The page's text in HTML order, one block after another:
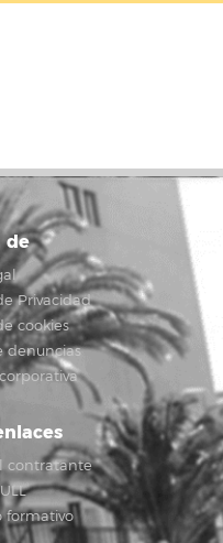
de
Privacidad
cookies
denuncias
contratante
formativo